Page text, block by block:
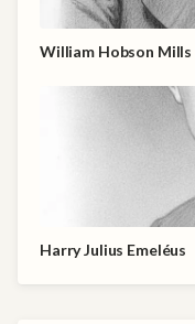
William Hobson Mills
Harry Julius Emeléus